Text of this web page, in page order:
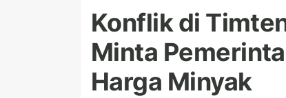
Konflik di
Minta
Harga Minyak